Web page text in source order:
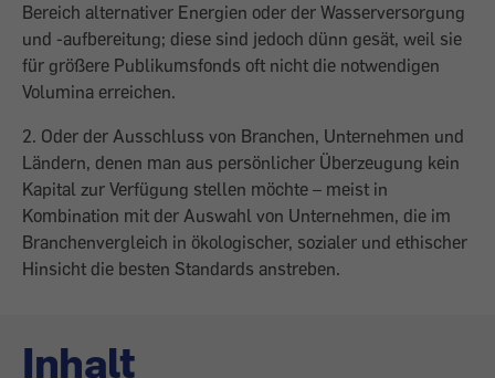
Bereich alternativer Energien oder der Wasserversorgung
und -aufbereitung; diese sind jedoch dünn gesät, weil sie
für größere ­Publikumsfonds oft nicht die notwendigen
Volumina erreichen.
2. Oder der Ausschluss von Branchen, Unternehmen und
Ländern, denen man aus persönlicher Überzeugung kein
Kapital zur Verfügung stellen möchte – meist in
Kombination mit der Auswahl von Unternehmen, die im
Branchenvergleich in ökologischer, sozialer und ethischer
Hinsicht die besten Standards anstreben.
Inhalt